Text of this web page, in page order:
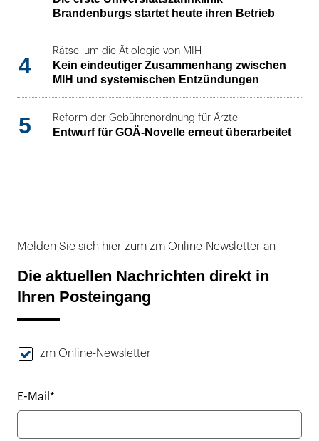
Brandenburgs startet heute ihren Betrieb
4
Rätsel um die Ätiologie von MIH
Kein eindeutiger Zusammenhang zwischen
MIH und systemischen Entzündungen
5 Reform der Gebührenordnung für Ärzte
Entwurf für GOÄ-Novelle erneut überarbeitet
Melden Sie sich hier zum zm Online-Newsletter an
Die aktuellen Nachrichten direkt in
Ihren Posteingang
zm Online-Newsletter
E-Mail*